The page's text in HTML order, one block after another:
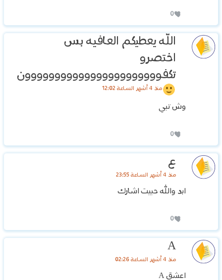
0
الله يعطيكم العافيه بس
اختصرو
تكفووووووووووووووووووووووون
منذ 4 أشهر الساعة 12:02
وش تبي
0
ع
منذ 4 أشهر الساعة 23:55
ابد والله حبيت اشارك
0
A
منذ 4 أشهر الساعة 02:26
اعشق A